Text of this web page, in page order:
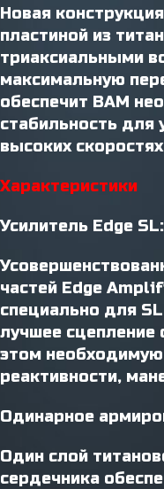
Новая
пластиной из
триаксиальными
максимальную
обеспечит ВАМ
стабильность
высоких
Характеристики
Усилитель Edge SL:
частей Edge
специально для
лучшее сцепление
этом
реактивности,
Одинарное
Один слой
сердечника